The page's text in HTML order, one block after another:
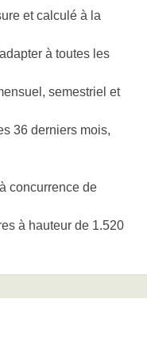
et calculé à la
à toutes les
semestriel et
36 derniers mois,
concurrence de
à hauteur de 1.520